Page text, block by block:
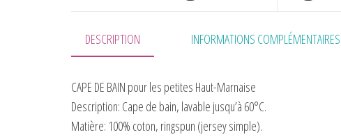
DESCRIPTION INFORMATIONS COMPLÉMENTAIRES
CAPE DE BAIN pour les petites Haut-Marnaise
Description: Cape de bain, lavable jusqu’à 60°C.
Matière: 100% coton, ringspun (jersey simple).